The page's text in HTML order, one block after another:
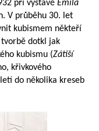
při výstavě Emila
V průběhu 30. let
kubismem někteří
tvorbě dotkl jak
kubismu (Zátiší
křivkového
do několika kreseb